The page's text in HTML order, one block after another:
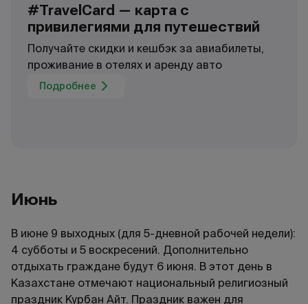
#TravelCard — карта c
привилегиями для путешествий
Получайте скидки и кешбэк за авиабилеты,
проживание в отелях и аренду авто
Подробнее
Июнь
В июне 9 выходных (для 5-дневной рабочей недели):
4 субботы и 5 воскресений. Дополнительно
отдыхать граждане будут 6 июня. В этот день в
Казахстане отмечают национальный религиозный
праздник Курбан Айт. Праздник важен для